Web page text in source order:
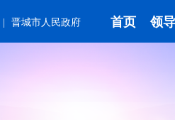
晋城市人民政府 首页 领